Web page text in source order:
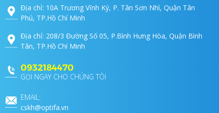
Địa chỉ: 10A Trương Vĩnh Ký, P. Tân Sơn Nhì, Quận Tân
Phú, TP.Hồ Chí Minh
Địa chỉ: 208/3 Đường Số 05, P.Bình Hưng Hòa, Quận Bình
Tân, TP.Hồ Chí Minh
0932184470
GỌI NGAY CHO CHÚNG TÔI
EMAIL:
cskh@optifa.vn